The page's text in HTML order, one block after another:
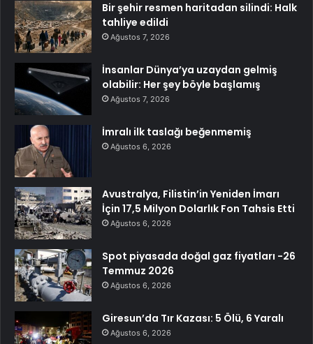
Bir şehir resmen haritadan silindi: Halk
tahliye edildi
Ağustos 7, 2026
İnsanlar Dünya’ya uzaydan gelmiş
olabilir: Her şey böyle başlamış
Ağustos 7, 2026
İmralı ilk taslağı beğenmemiş
Ağustos 6, 2026
Avustralya, Filistin’in Yeniden İmarı
İçin 17,5 Milyon Dolarlık Fon Tahsis Etti
Ağustos 6, 2026
Spot piyasada doğal gaz fiyatları -26
Temmuz 2026
Ağustos 6, 2026
Giresun’da Tır Kazası: 5 Ölü, 6 Yaralı
Ağustos 6, 2026